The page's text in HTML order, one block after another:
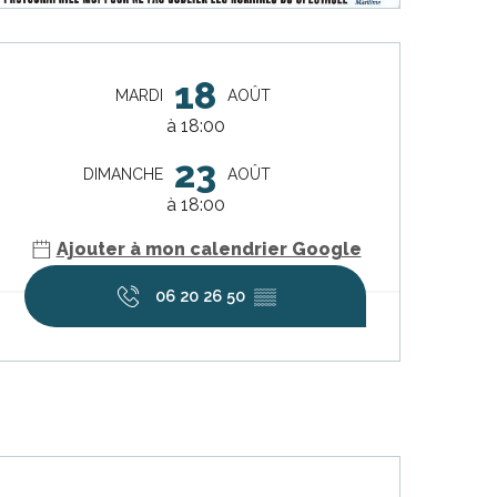
MARDI 18 AOÛT
à 18:00
DIMANCHE 23 AOÛT
à 18:00
Ajouter à mon calendrier Google
06 20 26 50 ▒▒